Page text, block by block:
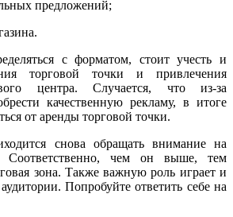
предложений;
с форматом, стоит учесть и
торговой точки и привлечения
центра. Случается, что из-за
качественную рекламу, в итоге
от аренды торговой точки.
снова обращать внимание на
Соответственно, чем он выше, тем
зона. Также важную роль играет и
Попробуйте ответить себе на